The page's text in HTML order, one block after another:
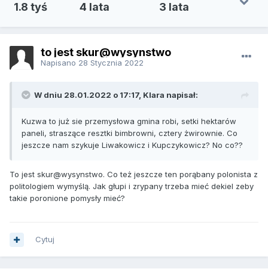
1.8 tyś 4 lata 3 lata
to jest skur@wysynstwo
Napisano 28 Stycznia 2022
W dniu 28.01.2022 o 17:17, Klara napisał:
Kuzwa to już sie przemysłowa gmina robi, setki hektarów
paneli, straszące resztki bimbrowni, cztery żwirownie. Co
jeszcze nam szykuje Liwakowicz i Kupczykowicz? No co??
To jest skur@wysynstwo. Co też jeszcze ten porąbany polonista z
politologiem wymyślą. Jak głupi i zrypany trzeba mieć dekiel zeby
takie poronione pomysły mieć?
Cytuj